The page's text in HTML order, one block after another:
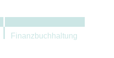
Finanzbuchhaltung